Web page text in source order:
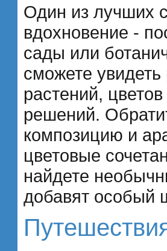
Один из лучших
вдохновение -
сады или
сможете
растений,
решений.
композицию и
цветовые
найдете
добавят особый